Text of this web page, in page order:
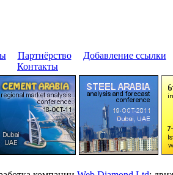
| Паpтнёpство| Добавление ссылки
Контакты